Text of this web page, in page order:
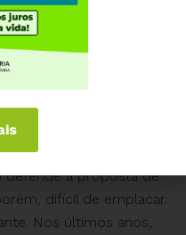
isso”. Os
durante vários
em que não pagavam
ou ambos. Nessa
defende a proposta de
difícil de emplacar.
Nos últimos anos,